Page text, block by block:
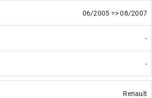
06/2005 => 08/2007
-
-
Renault